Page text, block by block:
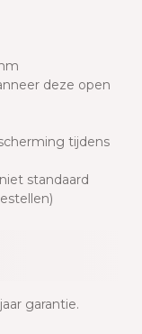
deze open
tijdens
standaard
garantie.